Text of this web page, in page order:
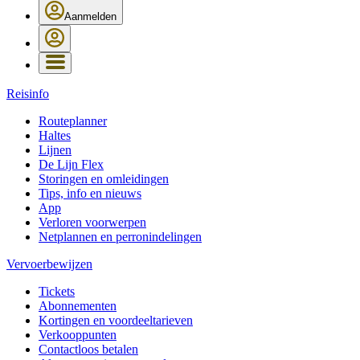
Aanmelden
Reisinfo
Routeplanner
Haltes
Lijnen
De Lijn Flex
Storingen en omleidingen
Tips, info en nieuws
App
Verloren voorwerpen
Netplannen en perronindelingen
Vervoerbewijzen
Tickets
Abonnementen
Kortingen en voordeeltarieven
Verkooppunten
Contactloos betalen